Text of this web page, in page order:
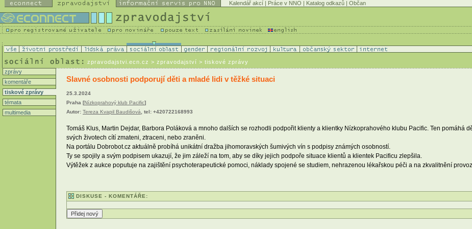
Kalendář akcí | Práce v NNO | Katalog odkazů | Občan
zpravodajstvi.ecn.cz > zpravodajství > tiskové zprávy
zprávy
komentáře
tiskové zprávy
témata
multimedia
Slavné osobnosti podporují děti a mladé lidi v těžké situaci
25.3.2024
Praha [Nízkoprahový klub Pacific]
Autor: Tereza Kvapil Baudišová, tel: +420722168993
Tomáš Klus, Martin Dejdar, Barbora Poláková a mnoho dalších se rozhodli podpořit klienty a klientky Nízkoprahového klubu Pacific. Ten pomáhá
svých životech cítí zmateni, ztraceni, nebo zraněni.
Na portálu Dobrobot.cz aktuálně probíhá unikátní dražba jihomoravských šumivých vín s podpisy známých osobností.
Ty se spojily a svým podpisem ukazují, že jim záleží na tom, aby se díky jejich podpoře situace klientů a klientek Pacificu zlepšila.
Výtěžek z aukce poputuje na zajištění psychoterapeutické pomoci, náklady spojené se studiem, nehrazenou lékařskou péči a na zkvalitnění
DISKUSE - KOMENTÁŘE: